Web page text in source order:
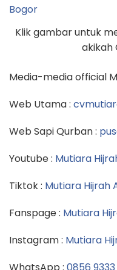
Klik gambar untuk
akikah
Media-media official
Web Utama :
Web Sapi Qurban :
Youtube : Mutiara
Tiktok : Mutiara Hijrah
Fanspage : Mutiara
Instagram : Mutiara
WhatsApp : 0856 9333